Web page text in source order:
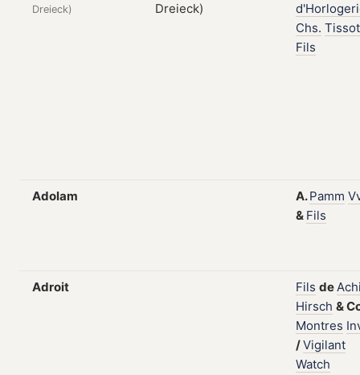
Dreieck)
Chs. Tissot
Fils
Adolam A.Pamm
& Fils
Adroit Fils de
Hirsch &
Montres
/Vigilant
Watch